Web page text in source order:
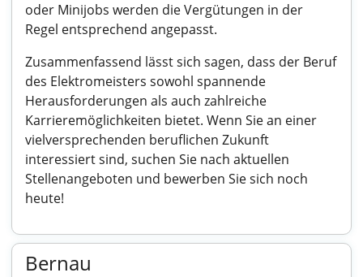
oder Minijobs werden die Vergütungen in der
Regel entsprechend angepasst.
Zusammenfassend lässt sich sagen, dass der Beruf
des Elektromeisters sowohl spannende
Herausforderungen als auch zahlreiche
Karrieremöglichkeiten bietet. Wenn Sie an einer
vielversprechenden beruflichen Zukunft
interessiert sind, suchen Sie nach aktuellen
Stellenangeboten und bewerben Sie sich noch
heute!
Bernau